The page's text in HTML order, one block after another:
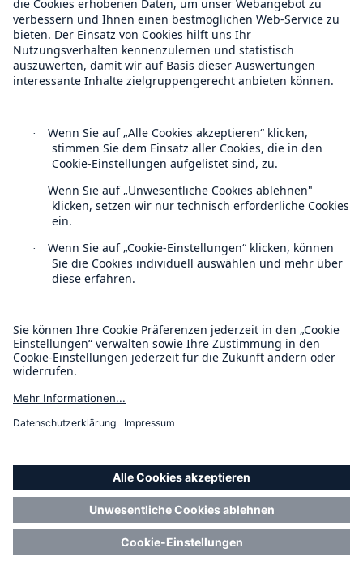
BlackRock Asset
Management Ireland Limited
%
– –
BlackRock Holdco 2, Inc. %
BlackRock Financial
Management, Inc.
%
BlackRock International
Holdings, Inc.
%
Holdings L.P.
BlackRock Holdco 3, LLC
BlackRock Cayman West Bay
IV Limited
%